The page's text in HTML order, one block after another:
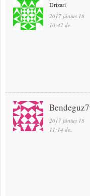
Drizari
2017 június 18
10:42 de.
2017 június 18
11:14 de.